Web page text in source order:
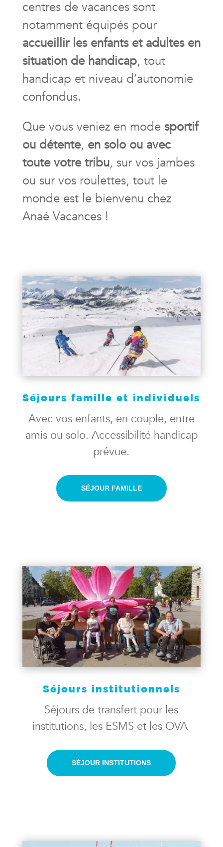
centres de vacances sont
notamment équipés pour
accueillir les enfants et adultes en
situation de handicap, tout
handicap et niveau d’autonomie
confondus.
Que vous veniez en mode sportif
ou détente, en solo ou avec
toute votre tribu, sur vos jambes
ou sur vos roulettes, tout le
monde est le bienvenu chez
Anaé Vacances !
Séjours famille et individuels
Avec vos enfants, en couple, entre
amis ou solo. Accessibilité handicap
prévue.
SÉJOUR FAMILLE
Séjours institutionnels
Séjours de transfert pour les
institutions, les ESMS et les OVA
SÉJOUR INSTITUTIONS